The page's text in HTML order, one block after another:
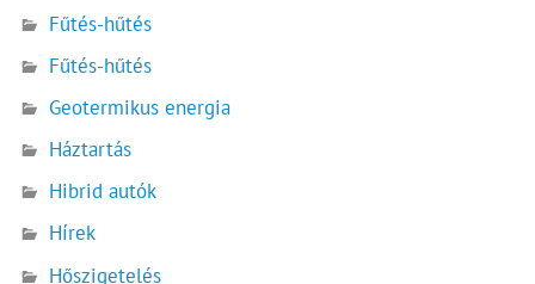
Fűtés-hűtés
Fűtés-hűtés
Geotermikus energia
Háztartás
Hibrid autók
Hírek
Hőszigetelés